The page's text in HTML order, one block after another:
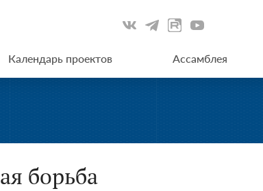
Календарь проектов Ассамблея
борьба